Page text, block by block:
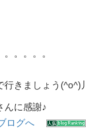
。。。。
きましょう(^o^)丿
んに感謝♪